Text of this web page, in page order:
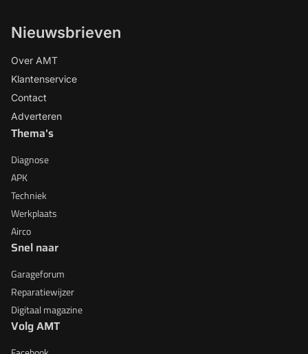
Nieuwsbrieven
Over AMT
Klantenservice
Contact
Adverteren
Thema's
Diagnose
APK
Techniek
Werkplaats
Airco
Snel naar
Garageforum
Reparatiewijzer
Digitaal magazine
Volg AMT